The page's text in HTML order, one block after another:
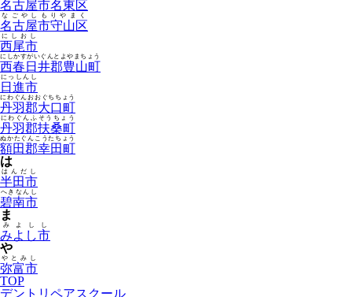
名古屋市名東区
名古屋市守山区
なごやしもりやまく
西尾市
にしおし
西春日井郡豊山町
にしかすがいぐんとよやまちょう
日進市
にっしんし
丹羽郡大口町
にわぐんおおぐちちょう
丹羽郡扶桑町
にわぐんふそうちょう
額田郡幸田町
ぬかたぐんこうたちょう
は
半田市
はんだし
碧南市
へきなんし
ま
みよし市
みよしし
や
弥富市
やとみし
TOP
デントリペアスクール